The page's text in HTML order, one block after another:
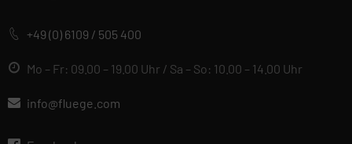
+49 (0) 6109 / 505 400
Mo – Fr: 09.00 – 19.00 Uhr / Sa – So: 10.00 – 14.00 Uhr
info@fluege.com